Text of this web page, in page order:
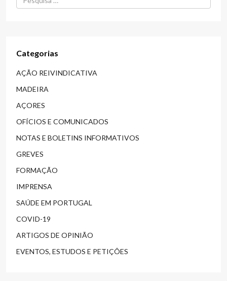
Categorias
AÇÃO REIVINDICATIVA
MADEIRA
AÇORES
OFÍCIOS E COMUNICADOS
NOTAS E BOLETINS INFORMATIVOS
GREVES
FORMAÇÃO
IMPRENSA
SAÚDE EM PORTUGAL
COVID-19
ARTIGOS DE OPINIÃO
EVENTOS, ESTUDOS E PETIÇÕES